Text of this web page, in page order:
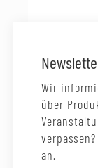
Wir
über
an.